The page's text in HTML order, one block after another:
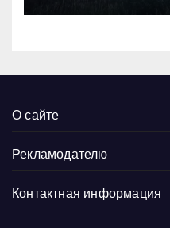
О сайте
Рекламодателю
Контактная информация